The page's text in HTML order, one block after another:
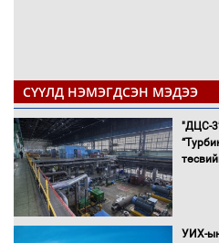
СҮҮЛД НЭМЭГДСЭН МЭДЭЭ
"ДЦС-
УИХ-